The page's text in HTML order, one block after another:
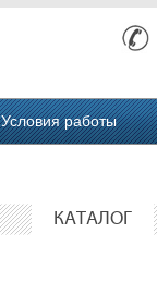
Условия работы
КАТАЛОГ